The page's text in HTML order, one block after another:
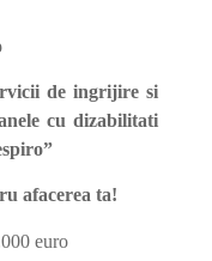
de ingrijire si
cu dizabilitati
afacerea ta!
euro